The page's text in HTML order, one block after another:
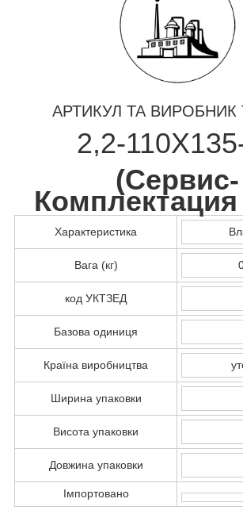
АРТИКУЛ ТА ВИРОБНИК
2,2-
(Сервис-
Характеристика
Вага (кг)
код УКТЗЕД
Базова одиниця
Країна виробництва
Ширина упаковки
Висота упаковки
Довжина упаковки
Імпортовано